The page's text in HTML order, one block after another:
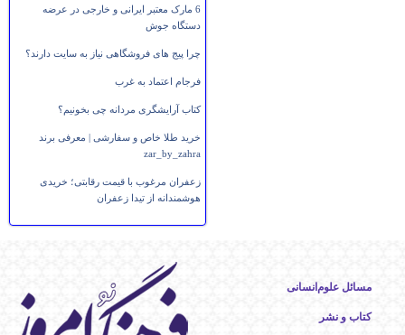
6 مارک معتبر ایرانی و خارجی در عرضه
دستگاه جوش
چرا پیج های فروشگاهی نیاز به سایت دارند؟
فرجام اعتماد به غرب
کتاب آرایشگری مردانه چی بخونیم؟
خرید طلا خاص و سفارشی | معرفی برند
zar_by_zahra
زعفران مرغوب با قیمت رقابتی؛ خریدی
هوشمندانه از تیدا زعفران
مسائل علوم‌انسانی
کتاب و نشر